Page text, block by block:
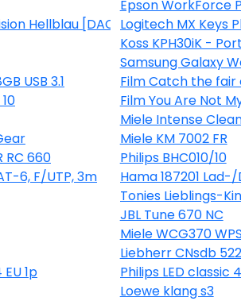
Epson WorkForce
Hellblau [DACH] ToniesLogitech MX Keys
Koss KPH30iK -
Samsung Galaxy
USB 3.1
Film Catch the fair
Film You Are Not
Miele Intense
Miele KM 7002 FR
RC 660
Philips BHC010/10
6, F/UTP, 3m
Hama 187201
Tonies Lieblings-
JBL Tune 670 NC
Miele WCG370
Liebherr CNsdb
1p
Philips LED classic
Loewe klang s3